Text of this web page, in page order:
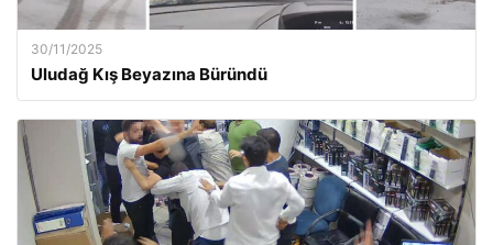
30/11/2025
Uludağ Kış Beyazına Büründü